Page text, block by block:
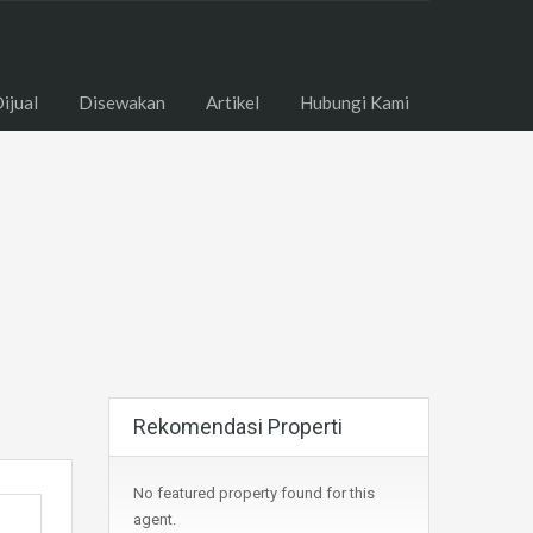
Disewakan Artikel Hubungi Kami
Rekomendasi Properti
No featured property found for this
agent.